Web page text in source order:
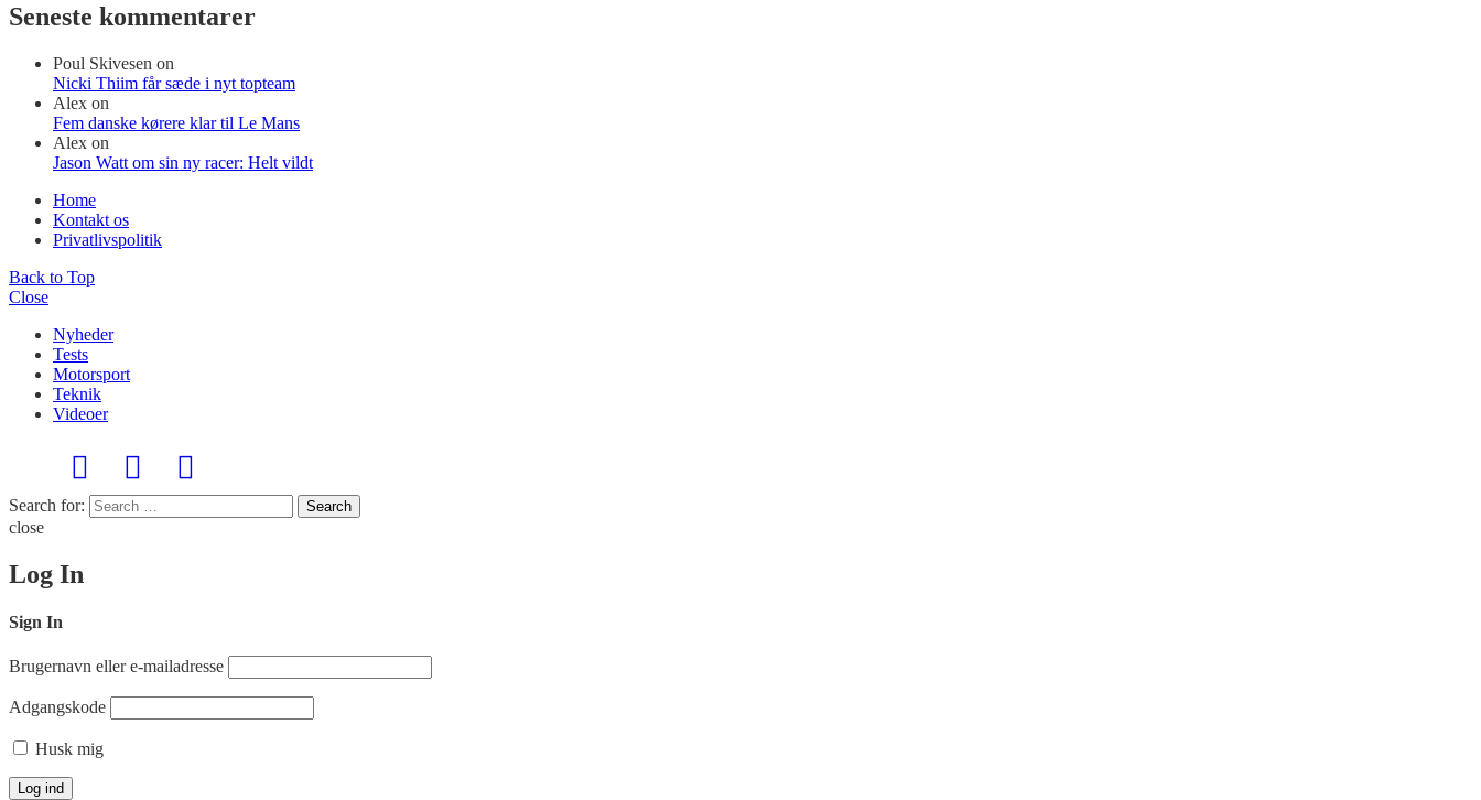
Seneste kommentarer
Poul Skivesen on
Nicki Thiim får sæde i nyt topteam
Alex on
Fem danske kørere klar til Le Mans
Alex on
Jason Watt om sin ny racer: Helt vildt
Home
Kontakt os
Privatlivspolitik
Back to Top
Close
Nyheder
Tests
Motorsport
Teknik
Videoer
Search for: Search
close
Log In
Sign In
Brugernavn eller e-mailadresse
Adgangskode
Husk mig